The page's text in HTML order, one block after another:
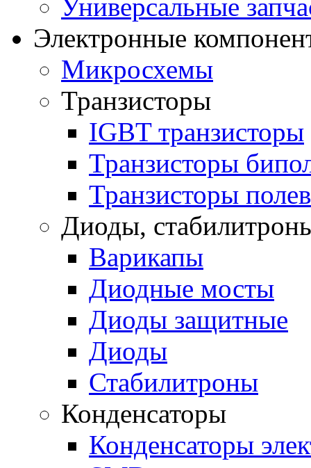
Универсальные
Электронные
Микросхемы
Транзисторы
IGBT транзисторы
Транзисторы
Транзисторы
Диоды,
Варикапы
Диодные мосты
Диоды защитные
Диоды
Стабилитроны
Конденсаторы
Конденсаторы